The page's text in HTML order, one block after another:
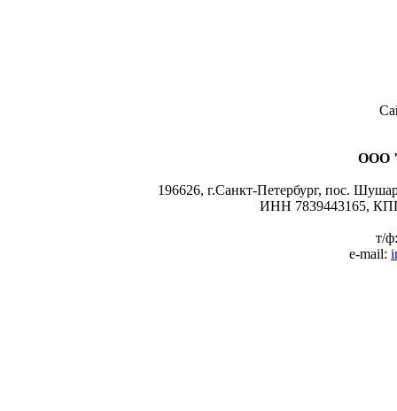
ООО
196626, г.Санкт-Петербург, пос.
ИНН 7839443165,
т/
e-mail: